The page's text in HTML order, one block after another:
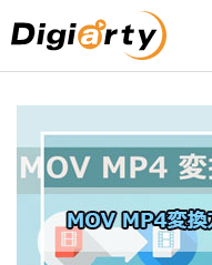
Digiarty